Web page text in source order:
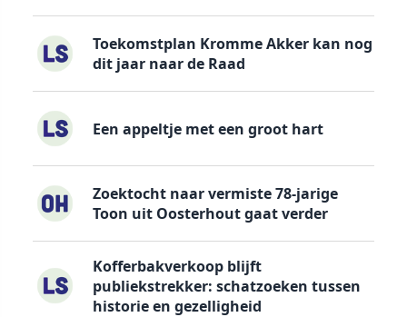
Toekomstplan Kromme Akker kan nog
dit jaar naar de Raad
Een appeltje met een groot hart
Zoektocht naar vermiste 78-jarige
Toon uit Oosterhout gaat verder
Kofferbakverkoop blijft
publiekstrekker: schatzoeken tussen
historie en gezelligheid